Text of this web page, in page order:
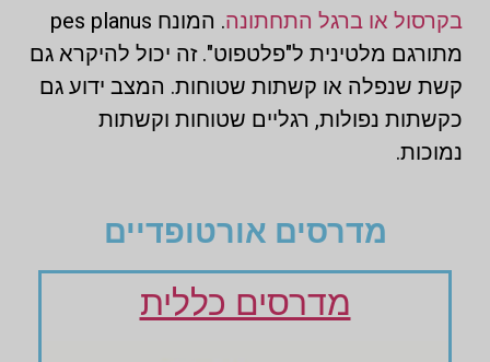
בקרסול או ברגל התחתונה
. המונח pes planus
מתורגם מלטינית ל"פלטפוט". זה יכול להיקרא גם
קשת שנפלה או קשתות שטוחות. המצב ידוע גם
כקשתות נפולות, רגליים שטוחות וקשתות
נמוכות.
מדרסים אורטופדיים
מדרסים כללית